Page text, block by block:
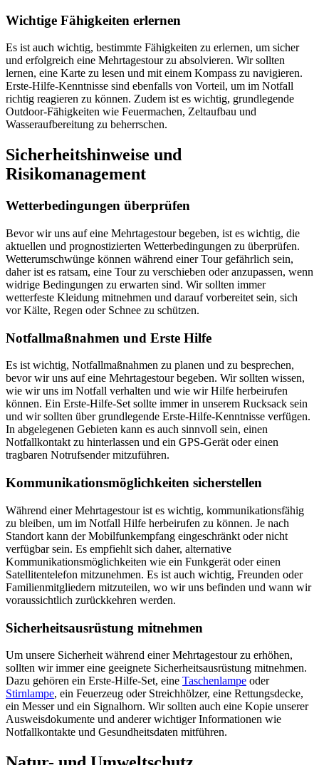
Wichtige Fähigkeiten erlernen
Es ist auch wichtig, bestimmte Fähigkeiten zu erlernen, um sicher
und erfolgreich eine Mehrtagestour zu absolvieren. Wir sollten
lernen, eine Karte zu lesen und mit einem Kompass zu navigieren.
Erste-Hilfe-Kenntnisse sind ebenfalls von Vorteil, um im Notfall
richtig reagieren zu können. Zudem ist es wichtig, grundlegende
Outdoor-Fähigkeiten wie Feuermachen, Zeltaufbau und
Wasseraufbereitung zu beherrschen.
Sicherheitshinweise und
Risikomanagement
Wetterbedingungen überprüfen
Bevor wir uns auf eine Mehrtagestour begeben, ist es wichtig, die
aktuellen und prognostizierten Wetterbedingungen zu überprüfen.
Wetterumschwünge können während einer Tour gefährlich sein,
daher ist es ratsam, eine Tour zu verschieben oder anzupassen, wenn
widrige Bedingungen zu erwarten sind. Wir sollten immer
wetterfeste Kleidung mitnehmen und darauf vorbereitet sein, sich
vor Kälte, Regen oder Schnee zu schützen.
Notfallmaßnahmen und Erste Hilfe
Es ist wichtig, Notfallmaßnahmen zu planen und zu besprechen,
bevor wir uns auf eine Mehrtagestour begeben. Wir sollten wissen,
wie wir uns im Notfall verhalten und wie wir Hilfe herbeirufen
können. Ein Erste-Hilfe-Set sollte immer in unserem Rucksack sein
und wir sollten über grundlegende Erste-Hilfe-Kenntnisse verfügen.
In abgelegenen Gebieten kann es auch sinnvoll sein, einen
Notfallkontakt zu hinterlassen und ein GPS-Gerät oder einen
tragbaren Notrufsender mitzuführen.
Kommunikationsmöglichkeiten sicherstellen
Während einer Mehrtagestour ist es wichtig, kommunikationsfähig
zu bleiben, um im Notfall Hilfe herbeirufen zu können. Je nach
Standort kann der Mobilfunkempfang eingeschränkt oder nicht
verfügbar sein. Es empfiehlt sich daher, alternative
Kommunikationsmöglichkeiten wie ein Funkgerät oder einen
Satellitentelefon mitzunehmen. Es ist auch wichtig, Freunden oder
Familienmitgliedern mitzuteilen, wo wir uns befinden und wann wir
voraussichtlich zurückkehren werden.
Sicherheitsausrüstung mitnehmen
Um unsere Sicherheit während einer Mehrtagestour zu erhöhen,
sollten wir immer eine geeignete Sicherheitsausrüstung mitnehmen.
Dazu gehören ein Erste-Hilfe-Set, eine Taschenlampe oder
Stirnlampe, ein Feuerzeug oder Streichhölzer, eine Rettungsdecke,
ein Messer und ein Signalhorn. Wir sollten auch eine Kopie unserer
Ausweisdokumente und anderer wichtiger Informationen wie
Notfallkontakte und Gesundheitsdaten mitführen.